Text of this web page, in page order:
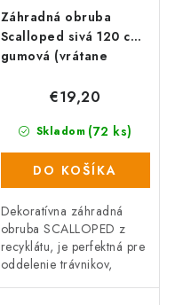
Záhradná obruba
Scalloped sivá 120 cm,
gumová (vrátane
Skladom (72 ks)
€19,20
DO KOŠÍKA
Dekoratívna záhradná
obruba SCALLOPED z
recyklátu, je perfektná pre
oddelenie trávnikov,